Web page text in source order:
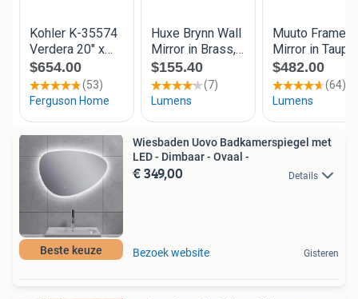
Beste keuze
Wiesbaden Uovo Badkamerspiegel met
LED - Dimbaar - Ovaal -
€ 349,00 Details
Bezoek website Gisteren